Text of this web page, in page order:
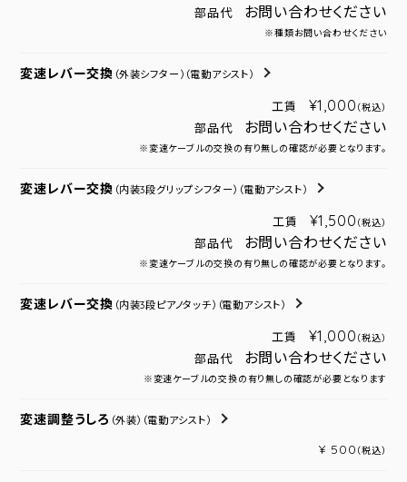
部品代 お問い合わせください
※種類お問い合わせください
変速レバー交換 （外装シフター） （電動アシスト）
工賃 ¥1,000 （税込）
部品代 お問い合わせください
※変速ケーブルの交換の有り無しの確認が必要となります。
変速レバー交換 （内装3段グリップシフター） （電動アシスト）
工賃 ¥1,500 （税込）
部品代 お問い合わせください
※変速ケーブルの交換の有り無しの確認が必要となります。
変速レバー交換 （内装3段ピアノタッチ） （電動アシスト）
工賃 ¥1,000 （税込）
部品代 お問い合わせください
※変速ケーブルの交換の有り無しの確認が必要となります
変速調整うしろ （外装） （電動アシスト）
¥ 500 （税込）